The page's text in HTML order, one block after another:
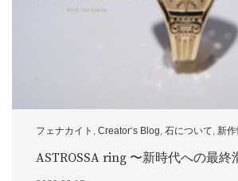
フェナカイト Creator‘s Blog 石について 新
ASTROSSA ring 〜新時代への最終